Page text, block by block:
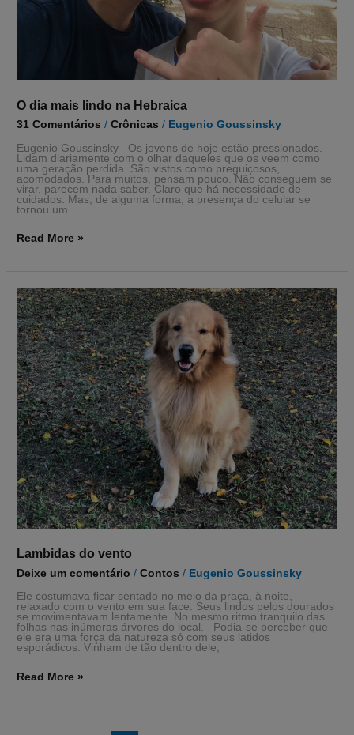
O dia mais lindo na Hebraica
31 Comentários /Crônicas / Eugenio Goussinsky
Eugenio Goussinsky Os jovens de hoje estão pressionados.
Lidam diariamente com o olhar daqueles que os veem como
uma geração perdida. São vistos como preguiçosos,
acomodados. Para muitos, pensam pouco. Não conseguem se
virar, parecem nada saber. Claro que há necessidade de
cuidados. Mas, de alguma forma, a presença do celular se
tornou um
Read More »
Lambidas do vento
Deixe um comentário /Contos / Eugenio Goussinsky
Ele costumava ficar sentado no meio da praça, à noite,
relaxado com o vento em sua face. Seus lindos pelos dourados
se movimentavam lentamente. No mesmo ritmo tranquilo das
folhas nas inúmeras árvores do local. Podia-se perceber que
ele era uma força da natureza só com seus latidos
esporádicos. Vinham de tão dentro dele,
Lambidas
do
vento
Read More »